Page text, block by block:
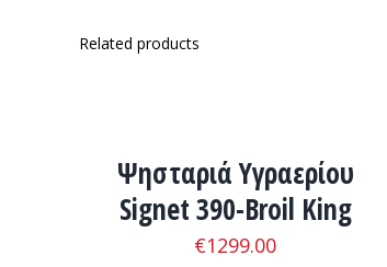
Related products
Ψησταριά Υγραερίου
Signet 390-Broil King
€1299.00